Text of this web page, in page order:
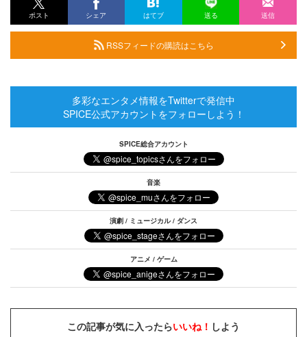
ポスト シェア はてブ 送る 送信
RSSフィードの購読はこちら
多彩なエンタメ情報をTwitterで発信中
SPICE公式アカウントをフォローしよう！
SPICE総合アカウント
音楽
演劇 / ミュージカル / ダンス
アニメ / ゲーム
この記事が気に入ったらいいね！ しよう